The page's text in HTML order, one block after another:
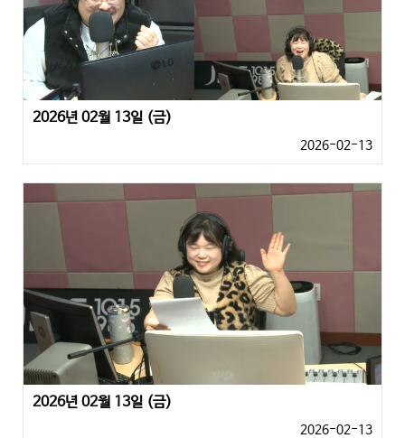
2026년 02월 13일 (금)
2026-02-13
2026년 02월 13일 (금)
2026-02-13